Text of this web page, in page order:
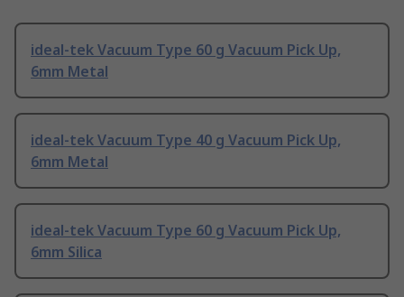
ideal-tek Vacuum Type 60 g Vacuum Pick Up,
6mm Metal
ideal-tek Vacuum Type 40 g Vacuum Pick Up,
6mm Metal
ideal-tek Vacuum Type 60 g Vacuum Pick Up,
6mm Silica